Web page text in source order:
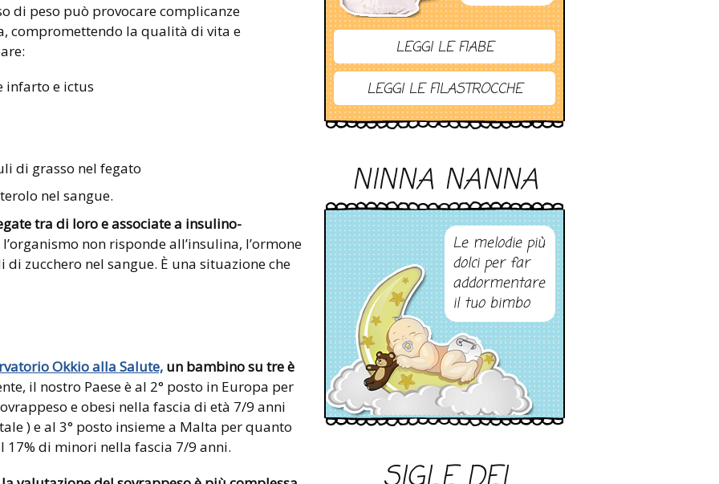
di peso può provocare complicanze
compromettendo la qualità di vita e
infarto e ictus
di grasso nel fegato
nel sangue.
tra di loro e associate a insulino-
non risponde all’insulina, l’ormone
zucchero nel sangue. È una situazione che
Okkio alla Salute, un bambino su tre è
il nostro Paese è al 2° posto in Europa per
e obesi nella fascia di età 7/9 anni
) e al 3° posto insieme a Malta per quanto
di minori nella fascia 7/9 anni.
LEGGI LE FIABE
LEGGI LE FILASTROCCHE
NINNA NANNA
Le melodie più
dolci per far
addormentare
il tuo bimbo